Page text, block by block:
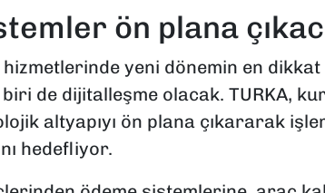
ön plana
yeni dönemin en dikkat
biri de dijitalleşme olacak. TURKA,
altyapıyı ön plana çıkararak
hedefliyor.